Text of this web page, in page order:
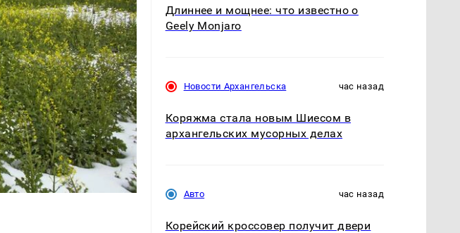
Длиннее и мощнее: что известно о
Geely Monjaro
Новости Архангельска час назад
Коряжма стала новым Шиесом в
архангельских мусорных делах
Авто час назад
Корейский кроссовер получит двери